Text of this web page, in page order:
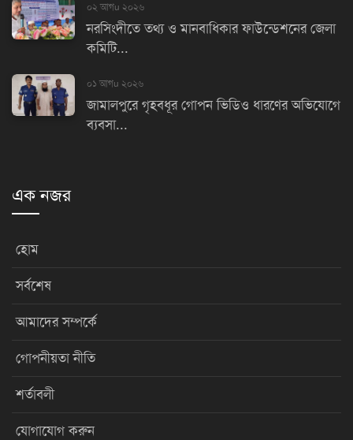
০২ আগu ২০২৬
নরসিংদীতে তথ্য ও মানবাধিকার ফাউন্ডেশনের জেলা
কমিটি...
০১ আগu ২০২৬
জামালপুরে গৃহবধূর গোপন ভিডিও ধারণের অভিযোগে
ব্যবসা...
এক নজর
হোম
সর্বশেষ
আমাদের সম্পর্কে
গোপনীয়তা নীতি
শর্তাবলী
যোগাযোগ করুন